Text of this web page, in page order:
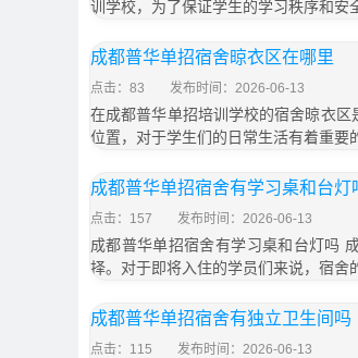
训学校，为了保证学生的学习秩序和安
成都普华单招宿舍晾衣区在哪里
点击：83 发布时间：2026-06-13
在成都普华单招培训学校的宿舍晾衣
位置，对于学生们的日常生活有着重要
成都普华单招宿舍有学习桌和台灯
点击：157 发布时间：2026-06-13
成都普华单招宿舍有学习桌和台灯吗
择。对于即将入住的学员们来说，宿舍
成都普华单招宿舍有独立卫生间吗
点击：115 发布时间：2026-06-13